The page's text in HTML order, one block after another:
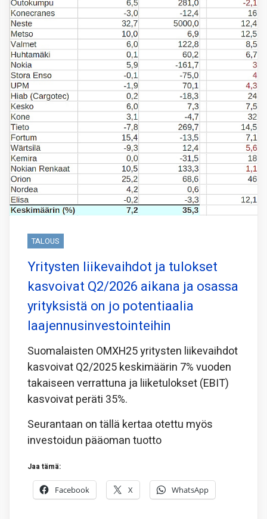
TALOUS
Yritysten liikevaihdot ja tulokset
kasvoivat Q2/2026 aikana ja osassa
yrityksistä on jo potentiaalia
laajennusinvestointeihin
Suomalaisten OMXH25 yritysten liikevaihdot
kasvoivat Q2/2025 keskimäärin 7% vuoden
takaiseen verrattuna ja liiketulokset (EBIT)
kasvoivat peräti 35%.
Seurantaan on tällä kertaa otettu myös
investoidun pääoman tuotto
Jaa tämä:
Facebook X WhatsApp